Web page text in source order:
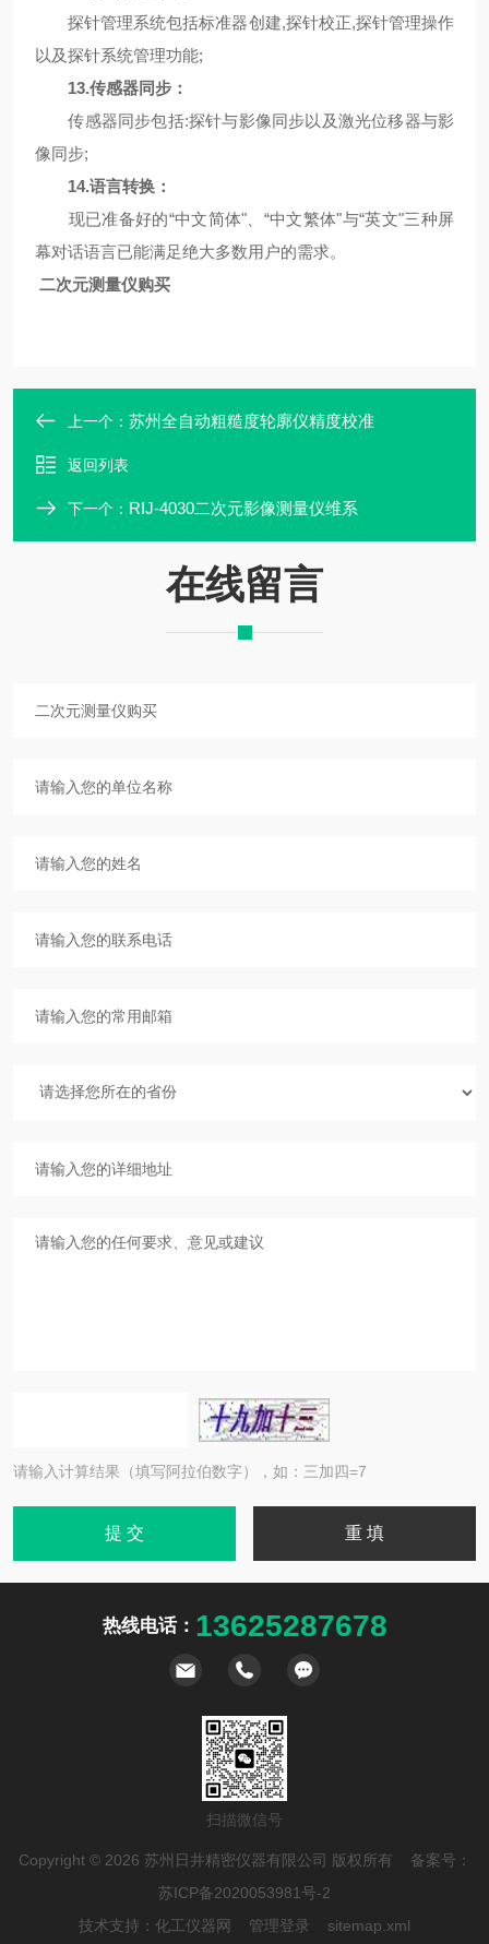
探针管理系统包括标准器创建,探针校正,探针管理操作
以及探针系统管理功能;
13.传感器同步：
传感器同步包括:探针与影像同步以及激光位移器与影
像同步;
14.语言转换：
现已准备好的“中文简体"、“中文繁体"与“英文"三种屏
幕对话语言已能满足绝大多数用户的需求。
二次元测量仪购买
上一个： 苏州全自动粗糙度轮廓仪精度校准
返回列表
下一个： RIJ-4030二次元影像测量仪维系
在线留言
请输入计算结果（填写阿拉伯数字），如：三加四=7
热线电话： 13625287678
扫描微信号
Copyright © 2026 苏州日井精密仪器有限公司 版权所有 备案号：
苏ICP备2020053981号-2
技术支持： 化工仪器网 管理登录 sitemap.xml